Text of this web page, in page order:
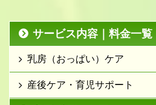
サービス内容｜料金一覧
乳房（おっぱい）ケア
産後ケア・育児サポート